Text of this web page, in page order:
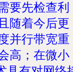
要先检查利
随着今后更
并行带宽重
高；在微小